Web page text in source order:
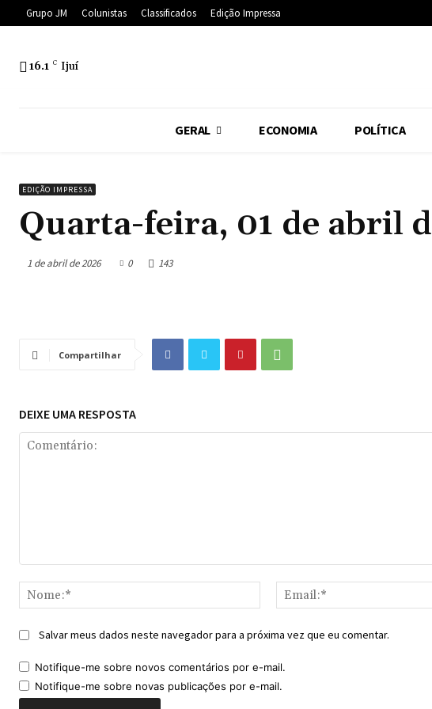
Grupo JM Colunistas Classificados Edição Impressa
16.1 C Ijuí
GERAL ECONOMIA POLÍTICA
EDIÇÃO IMPRESSA
Quarta-feira, 01 de abril
1 de abril de 2026 0 143
Compartilhar
DEIXE UMA RESPOSTA
Nome:*
Salvar meus dados neste navegador para a próxima vez que eu comentar.
Notifique-me sobre novos comentários por e-mail.
Notifique-me sobre novas publicações por e-mail.